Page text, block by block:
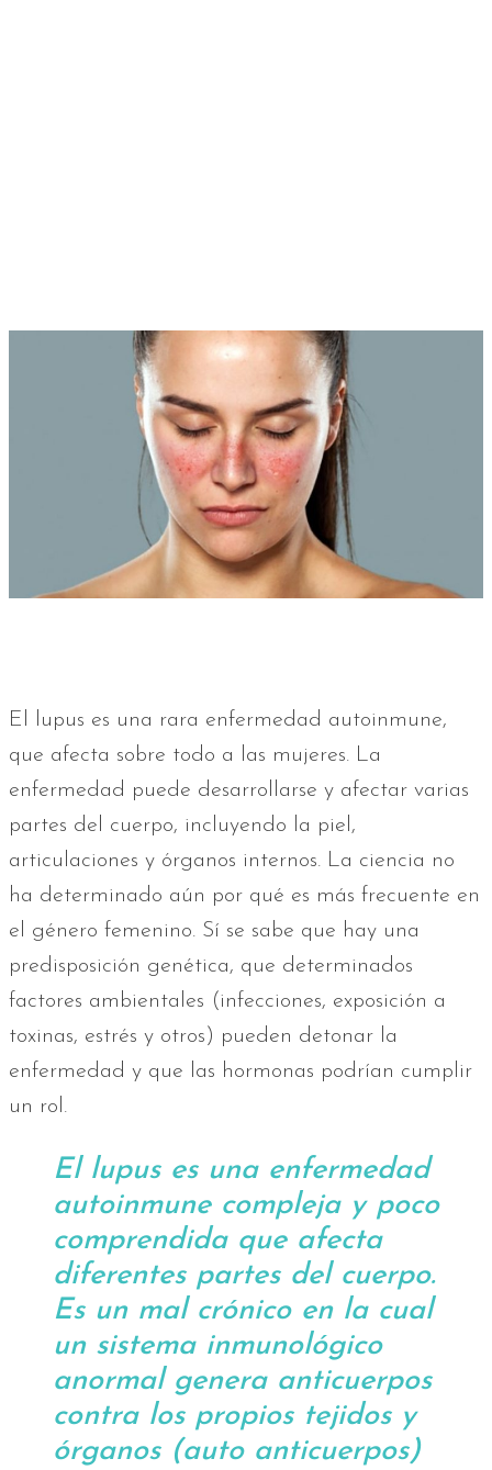
El lupus es una rara enfermedad autoinmune,
que afecta sobre todo a las mujeres. La
enfermedad puede desarrollarse y afectar varias
partes del cuerpo, incluyendo la piel,
articulaciones y órganos internos. La ciencia no
ha determinado aún por qué es más frecuente en
el género femenino. Sí se sabe que hay una
predisposición genética, que determinados
factores ambientales (infecciones, exposición a
toxinas, estrés y otros) pueden detonar la
enfermedad y que las hormonas podrían cumplir
un rol.
El lupus es una enfermedad
autoinmune compleja y poco
comprendida que afecta
diferentes partes del cuerpo.
Es un mal crónico en la cual
un sistema inmunológico
anormal genera anticuerpos
contra los propios tejidos y
órganos (auto anticuerpos)